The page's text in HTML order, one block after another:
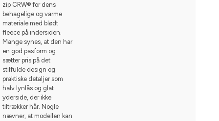
zip CRW® for dens
behagelige og varme
materiale med blødt
fleece på indersiden.
Mange synes, at den har
en god pasform og
sætter pris på det
stilfulde design og
praktiske detaljer som
halv lynlås og glat
yderside, der ikke
tiltrækker hår. Nogle
nævner, at modellen kan